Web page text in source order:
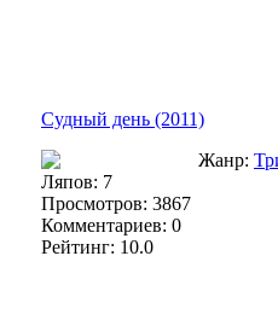
Судный день (2011)
Жанр:
Ляпов: 7
Просмотров: 3867
Комментариев: 0
Рейтинг: 10.0